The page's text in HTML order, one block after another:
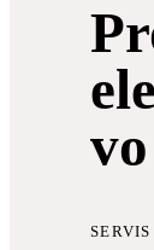
SERVIS